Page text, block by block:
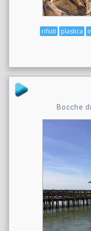
plastica
rifiuti
Bocche